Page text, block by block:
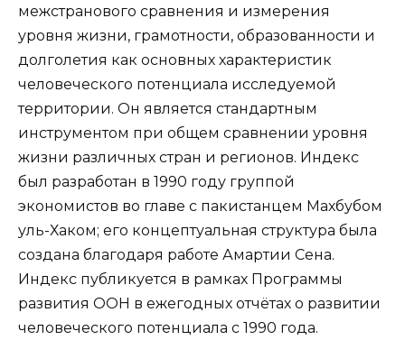
межстранового сравнения и измерения
уровня жизни, грамотности, образованности и
долголетия как основных характеристик
человеческого потенциала исследуемой
территории. Он является стандартным
инструментом при общем сравнении уровня
жизни различных стран и регионов. Индекс
был разработан в 1990 году группой
экономистов во главе с пакистанцем Махбубом
уль-Хаком; его концептуальная структура была
создана благодаря работе Амартии Сена.
Индекс публикуется в рамках Программы
развития ООН в ежегодных отчётах о развитии
человеческого потенциала с 1990 года.